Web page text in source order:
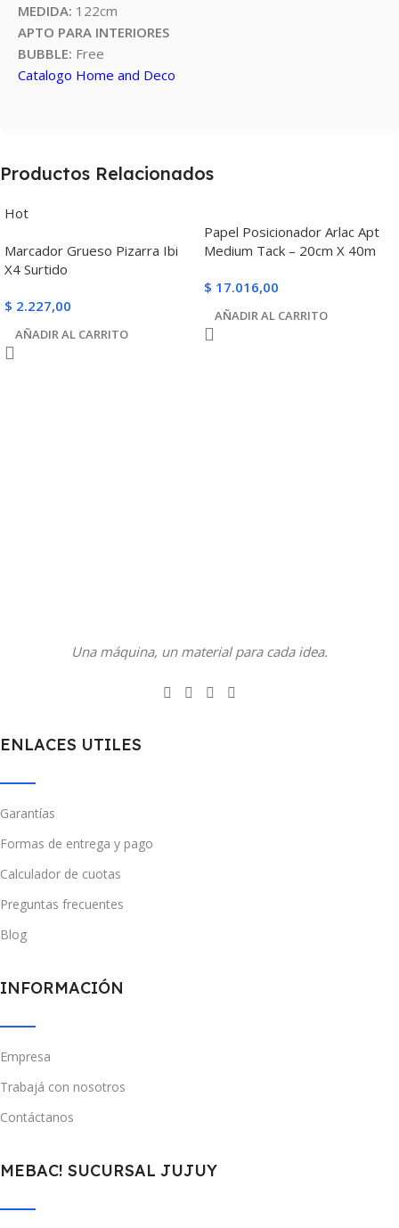
MEDIDA: 122cm
APTO PARA INTERIORES
BUBBLE: Free
Catalogo Home and Deco
Productos Relacionados
Hot
Marcador Grueso Pizarra Ibi
X4 Surtido
$ 2.227,00
AÑADIR AL CARRITO
Papel Posicionador Arlac Apt
Medium Tack – 20cm X 40m
$ 17.016,00
AÑADIR AL CARRITO
Una máquina, un material para cada idea.
ENLACES UTILES
Garantías
Formas de entrega y pago
Calculador de cuotas
Preguntas frecuentes
Blog
INFORMACIÓN
Empresa
Trabajá con nosotros
Contáctanos
MEBAC! SUCURSAL JUJUY